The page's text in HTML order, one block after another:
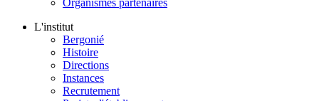
Organismes partenaires
L'institut
Bergonié
Histoire
Directions
Instances
Recrutement